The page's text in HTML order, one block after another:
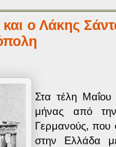
ο Λάκης
Στα τέλη Μαΐου
μήνας από
Γερμανούς, που
στην Ελλάδα